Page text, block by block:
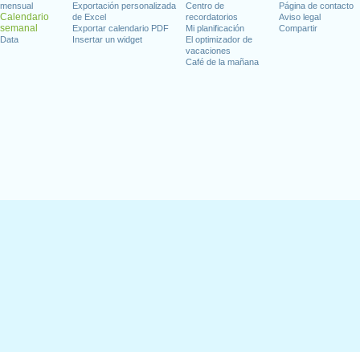
mensual
Calendario
semanal
Data
Exportación personalizada
de Excel
Exportar calendario PDF
Insertar un widget
Centro de
recordatorios
Mi planificación
El optimizador de
vacaciones
Café de la mañana
Página de contacto
Aviso legal
Compartir